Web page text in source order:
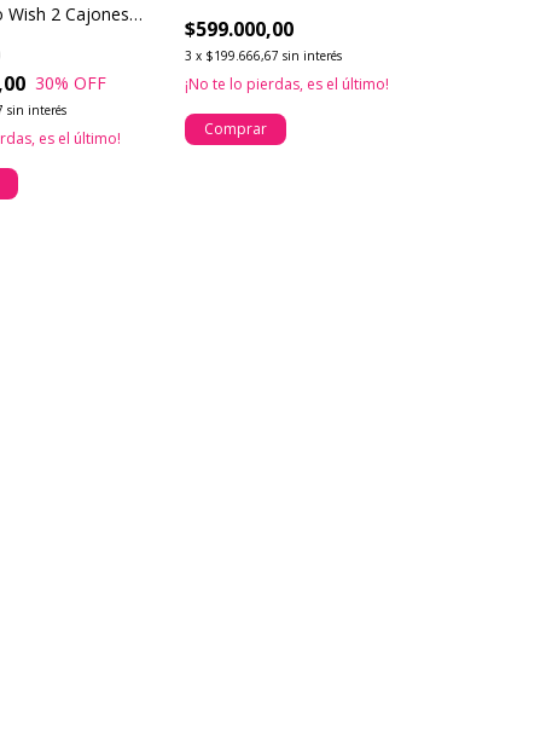
2 Cajones
30% OFF
sin interés
es el último!
$599.000,00
3 x $199.666,67 sin interés
¡No te lo pierdas, es el último!
Comprar